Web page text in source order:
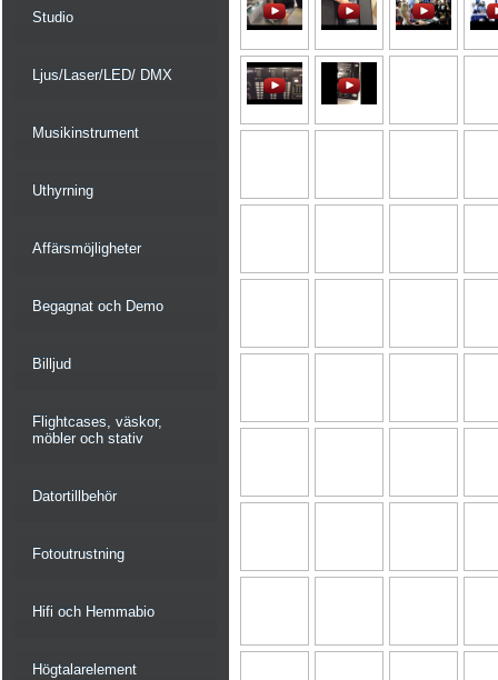
Studio
Ljus/Laser/LED/ DMX
Musikinstrument
Uthyrning
Affärsmöjligheter
Begagnat och Demo
Billjud
Flightcases, väskor,
möbler och stativ
Datortillbehör
Fotoutrustning
Hifi och Hemmabio
Högtalarelement